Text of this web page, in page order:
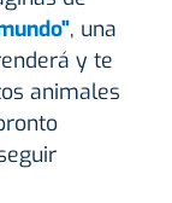
, una
y te
animales